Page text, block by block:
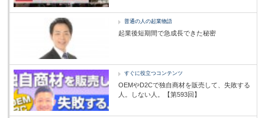
普通の人の起業物語
起業後短期間で急成長できた秘密
すぐに役立つコンテンツ
OEMやD2Cで独自商材を販売して、失敗する
人。しない人。【第593回】